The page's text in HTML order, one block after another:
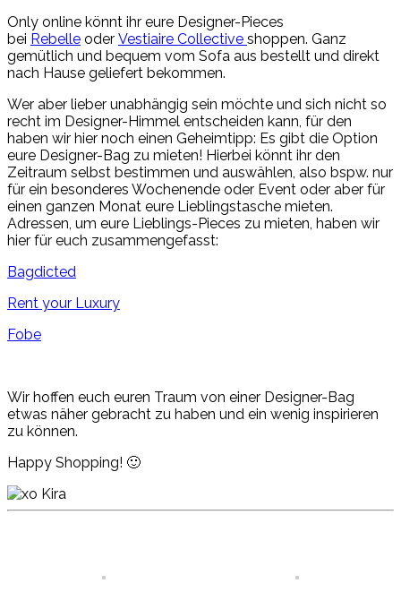
Only online könnt ihr eure Designer-Pieces
bei Rebelle oder Vestiaire Collective shoppen. Ganz
gemütlich und bequem vom Sofa aus bestellt und direkt
nach Hause geliefert bekommen.
Wer aber lieber unabhängig sein möchte und sich nicht so
recht im Designer-Himmel entscheiden kann, für den
haben wir hier noch einen Geheimtipp: Es gibt die Option
eure Designer-Bag zu mieten! Hierbei könnt ihr den
Zeitraum selbst bestimmen und auswählen, also bspw. nur
für ein besonderes Wochenende oder Event oder aber für
einen ganzen Monat eure Lieblingstasche mieten.
Adressen, um eure Lieblings-Pieces zu mieten, haben wir
hier für euch zusammengefasst:
Bagdicted
Rent your Luxury
Fobe
Wir hoffen euch euren Traum von einer Designer-Bag
etwas näher gebracht zu haben und ein wenig inspirieren
zu können.
Happy Shopping! 🙂